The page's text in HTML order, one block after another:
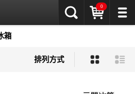
0
箱
排列方式